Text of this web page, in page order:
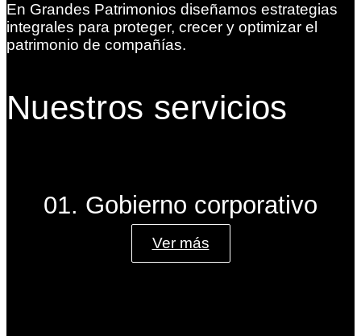
En Grandes Patrimonios diseñamos estrategias
integrales para proteger, crecer y optimizar el
patrimonio de compañías.
Nuestros servicios
01. Gobierno corporativo
Ver más